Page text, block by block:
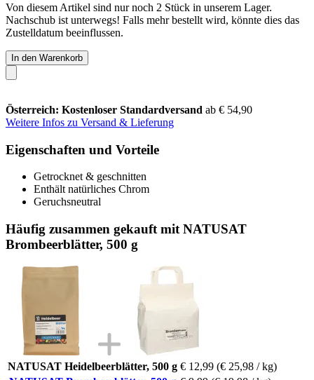
Von diesem Artikel sind nur noch 2 Stück in unserem Lager.
Nachschub ist unterwegs! Falls mehr bestellt wird, könnte dies das
Zustelldatum beeinflussen.
In den Warenkorb
Österreich: Kostenloser Standardversand ab € 54,90
Weitere Infos zu Versand & Lieferung
Eigenschaften und Vorteile
Getrocknet & geschnitten
Enthält natürliches Chrom
Geruchsneutral
Häufig zusammen gekauft mit NATUSAT
Brombeerblätter, 500 g
NATUSAT Heidelbeerblätter, 500 g € 12,99 (€ 25,98 / kg)